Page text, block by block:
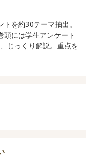
を約30テーマ抽出。
には学生アンケート
じっくり解説。重点を